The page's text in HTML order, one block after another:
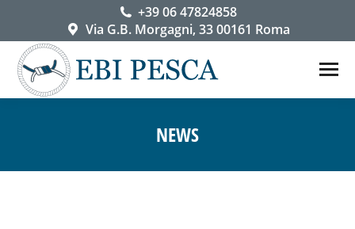
+39 06 47824858
Via G.B. Morgagni, 33 00161 Roma
NEWS